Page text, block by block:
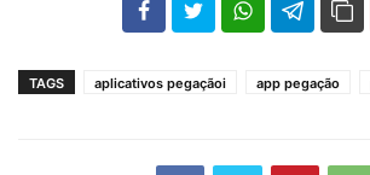
102 35
TAGS aplicativos pegaçãoi app pegação